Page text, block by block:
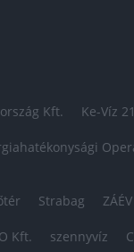
Kft. Ke-Víz
Strabag
Kft. szennyvíz